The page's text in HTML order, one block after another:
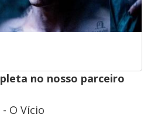
no nosso parceiro
O Vício